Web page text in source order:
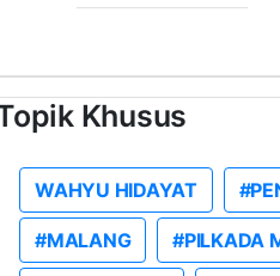
Khusus
WAHYU HIDAYAT
#MALANG #PILKADA